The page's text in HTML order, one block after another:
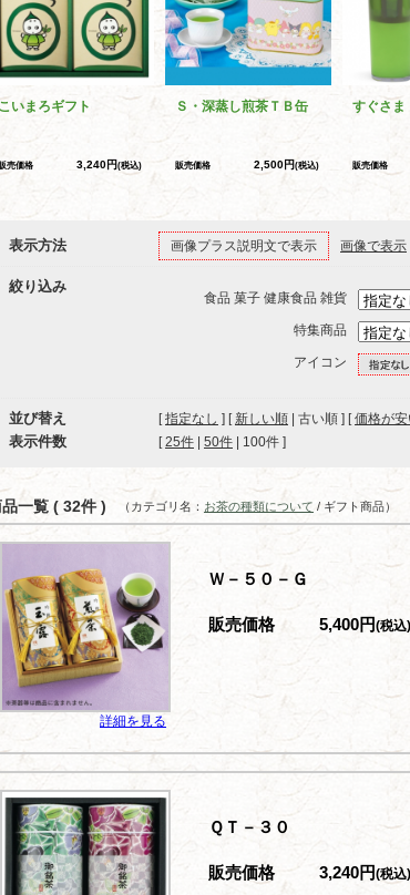
こいまろギフト
売価格 3,240円(税込)
Ｓ・深蒸し煎茶ＴＢ缶
販売価格 2,500円(税込)
すぐさま
販売価格
表示方法 画像プラス説明文で表示 画像で表示
絞り込み
食品 菓子 健康食品 雑貨
特集商品
アイコン
並び替え [指定なし ] [ 新しい順 | 古い順 ] [価格が
表示件数 [ 25件 50件 100件 ]
一覧 ( 32件 ) （カテゴリ名： お茶の種類について / ギフト商品）
詳細を見る
Ｗ－５０－Ｇ
販売価格 5,400円(税込)
ＱＴ－３０
販売価格 3,240円(税込)